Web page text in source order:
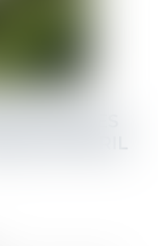
PUBLIQUES
29 AVRIL